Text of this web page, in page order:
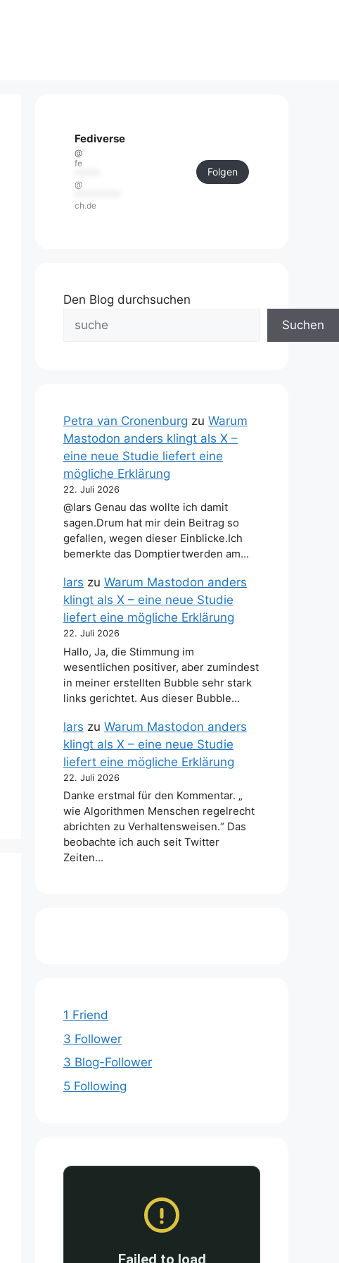
Fediverse
@
fe
@
ch.de
Folgen
Den Blog durchsuchen
Suchen
Petra van Cronenburg zu Warum
Mastodon anders klingt als X –
eine neue Studie liefert eine
mögliche Erklärung
22. Juli 2026
@lars Genau das wollte ich damit
sagen.Drum hat mir dein Beitrag so
gefallen, wegen dieser Einblicke.Ich
bemerkte das Domptiertwerden am…
lars zu Warum Mastodon anders
klingt als X – eine neue Studie
liefert eine mögliche Erklärung
22. Juli 2026
Hallo, Ja, die Stimmung im
wesentlichen positiver, aber zumindest
in meiner erstellten Bubble sehr stark
links gerichtet. Aus dieser Bubble…
lars zu Warum Mastodon anders
klingt als X – eine neue Studie
liefert eine mögliche Erklärung
22. Juli 2026
Danke erstmal für den Kommentar. „
wie Algorithmen Menschen regelrecht
abrichten zu Verhaltensweisen.“ Das
beobachte ich auch seit Twitter
Zeiten…
1 Friend
3 Follower
3 Blog-Follower
5 Following